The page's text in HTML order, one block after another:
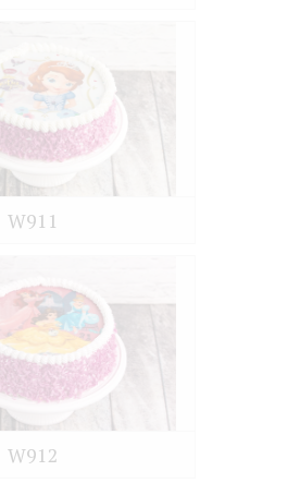
W911
W912